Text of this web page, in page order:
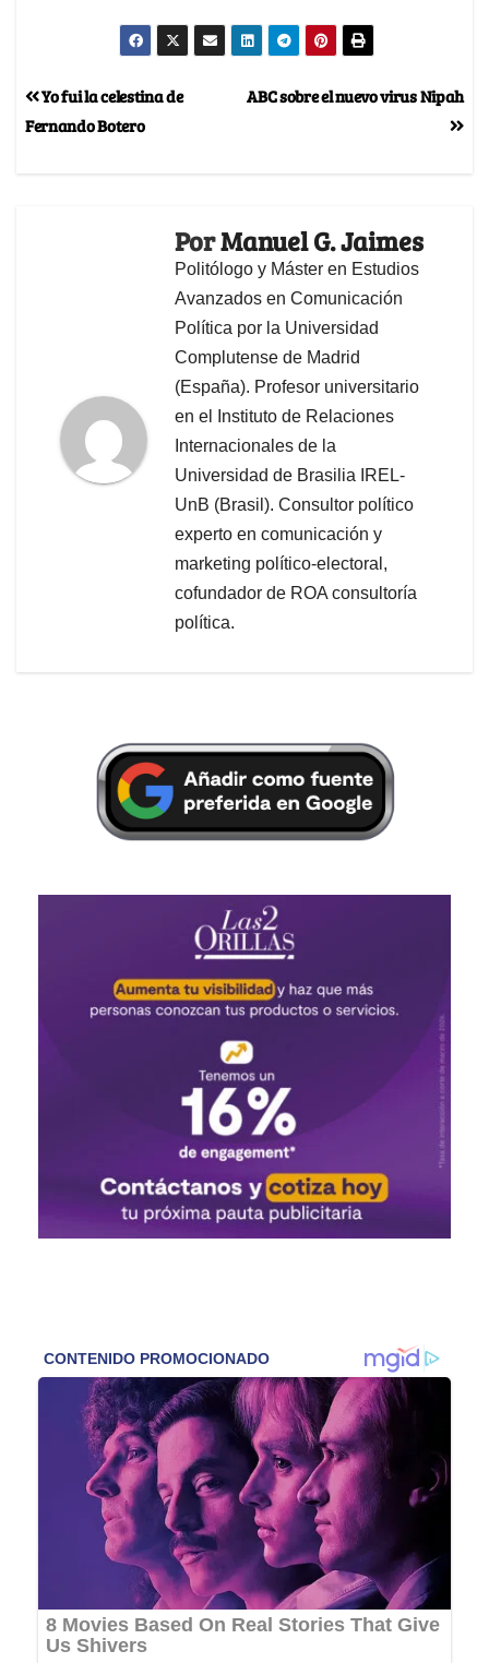
ABC sobre el nuevo virus Nipah
Yo fui la celestina de
Fernando Botero
PorManuel G. Jaimes
Politólogo y Máster en Estudios
Avanzados en Comunicación
Política por la Universidad
Complutense de Madrid
(España). Profesor universitario
en el Instituto de Relaciones
Internacionales de la
Universidad de Brasilia IREL-
UnB (Brasil). Consultor político
experto en comunicación y
marketing político-electoral,
cofundador de ROA consultoría
política.